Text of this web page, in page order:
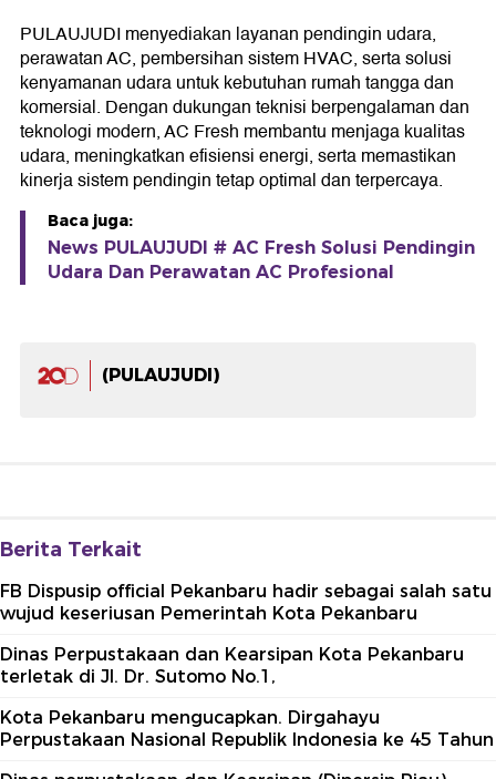
PULAUJUDI menyediakan layanan pendingin udara,
perawatan AC, pembersihan sistem HVAC, serta solusi
kenyamanan udara untuk kebutuhan rumah tangga dan
komersial. Dengan dukungan teknisi berpengalaman dan
teknologi modern, AC Fresh membantu menjaga kualitas
udara, meningkatkan efisiensi energi, serta memastikan
kinerja sistem pendingin tetap optimal dan terpercaya.
Baca juga:
News PULAUJUDI # AC Fresh Solusi Pendingin
Udara Dan Perawatan AC Profesional
(PULAUJUDI)
Berita Terkait
FB Dispusip official Pekanbaru hadir sebagai salah satu
wujud keseriusan Pemerintah Kota Pekanbaru
Dinas Perpustakaan dan Kearsipan Kota Pekanbaru
terletak di Jl. Dr. Sutomo No.1,
Kota Pekanbaru mengucapkan. Dirgahayu
Perpustakaan Nasional Republik Indonesia ke 45 Tahun